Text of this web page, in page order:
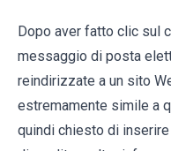
Dopo aver fatto clic sul
messaggio di posta
reindirizzate a un sito
estremamente simile a
quindi chiesto di